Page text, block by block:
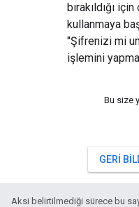
bırakıldığı
kullanmaya
"Şifrenizi mi
işlemini
Bu size
GERI
Aksi belirtilmediği sürece bu